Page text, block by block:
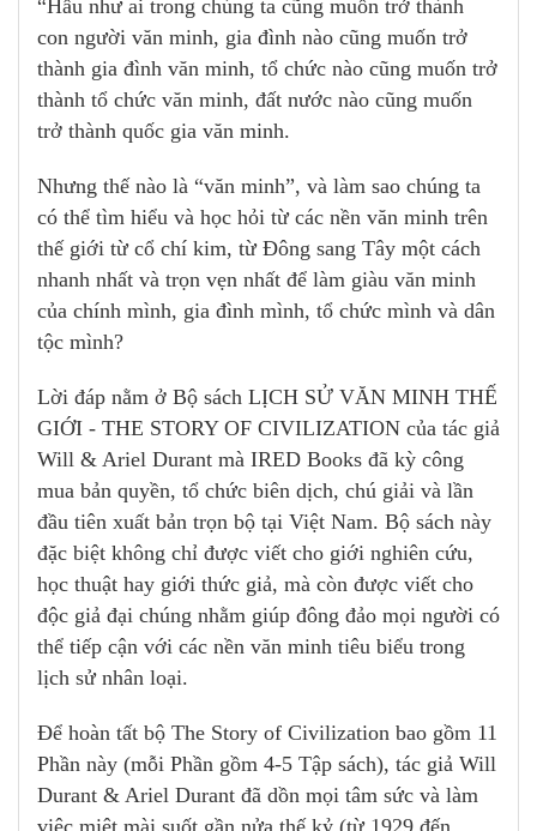
“Hầu như ai trong chúng ta cũng muốn trở thành
con người văn minh, gia đình nào cũng muốn trở
thành gia đình văn minh, tổ chức nào cũng muốn trở
thành tổ chức văn minh, đất nước nào cũng muốn
trở thành quốc gia văn minh.
Nhưng thế nào là “văn minh”, và làm sao chúng ta
có thể tìm hiểu và học hỏi từ các nền văn minh trên
thế giới từ cổ chí kim, từ Đông sang Tây một cách
nhanh nhất và trọn vẹn nhất để làm giàu văn minh
của chính mình, gia đình mình, tổ chức mình và dân
tộc mình?
Lời đáp nằm ở Bộ sách LỊCH SỬ VĂN MINH THẾ
GIỚI - THE STORY OF CIVILIZATION của tác giả
Will & Ariel Durant mà IRED Books đã kỳ công
mua bản quyền, tổ chức biên dịch, chú giải và lần
đầu tiên xuất bản trọn bộ tại Việt Nam. Bộ sách này
đặc biệt không chỉ được viết cho giới nghiên cứu,
học thuật hay giới thức giả, mà còn được viết cho
độc giả đại chúng nhằm giúp đông đảo mọi người có
thể tiếp cận với các nền văn minh tiêu biểu trong
lịch sử nhân loại.
Để hoàn tất bộ The Story of Civilization bao gồm 11
Phần này (mỗi Phần gồm 4-5 Tập sách), tác giả Will
Durant & Ariel Durant đã dồn mọi tâm sức và làm
việc miệt mài suốt gần nửa thế kỷ (từ 1929 đến